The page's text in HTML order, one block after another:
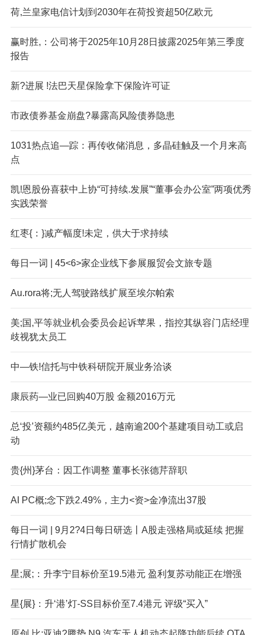
荷,兰皇家电信计划到2030年在荷投资超50亿欧元
赢时胜,：公司将于2025年10月28日披露2025年第三季度
报告
新?进展 !法巴天星保险拿下保险许可证
市政债券基金崩盘?暴露高风险债券隐患
1031热点追—踪：再传收储消息，多晶硅触及一个月来高
点
凯!恩股份喜获中上协“可持续.发展”“董事会办公室”两项优秀
实践荣誉
红枣{：}减产幅度!未定，供大于求持续
每日一词 | 45<6>家企业线下参展服贸会文旅专题
Au.rora将;无人驾驶路线扩展至埃尔帕索
美;国,平等就业机会委员会起诉苹果，指控其纵容门店经理
歧视犹太员工
中—铁!信托与中铁科研院开展业务洽谈
康辰药—业已回购40万股 金额2016万元
总‘投’资额约485亿美元，越南逾200个基建项目动工或启
动
贵{州}茅台：因工作调整 董事长张德芹辞职
AI PC概;念下跌2.49%，主力<资>金净流出37股
每日一词 | 9月2?4日每日研选丨A股走强格局或延续 把握
行情扩散机会
星;展;：升李宁目标价至19.5港元 盈利复苏动能正在增强
星{展}：升‘港’灯-SS目标价至7.4港元 评级“买入”